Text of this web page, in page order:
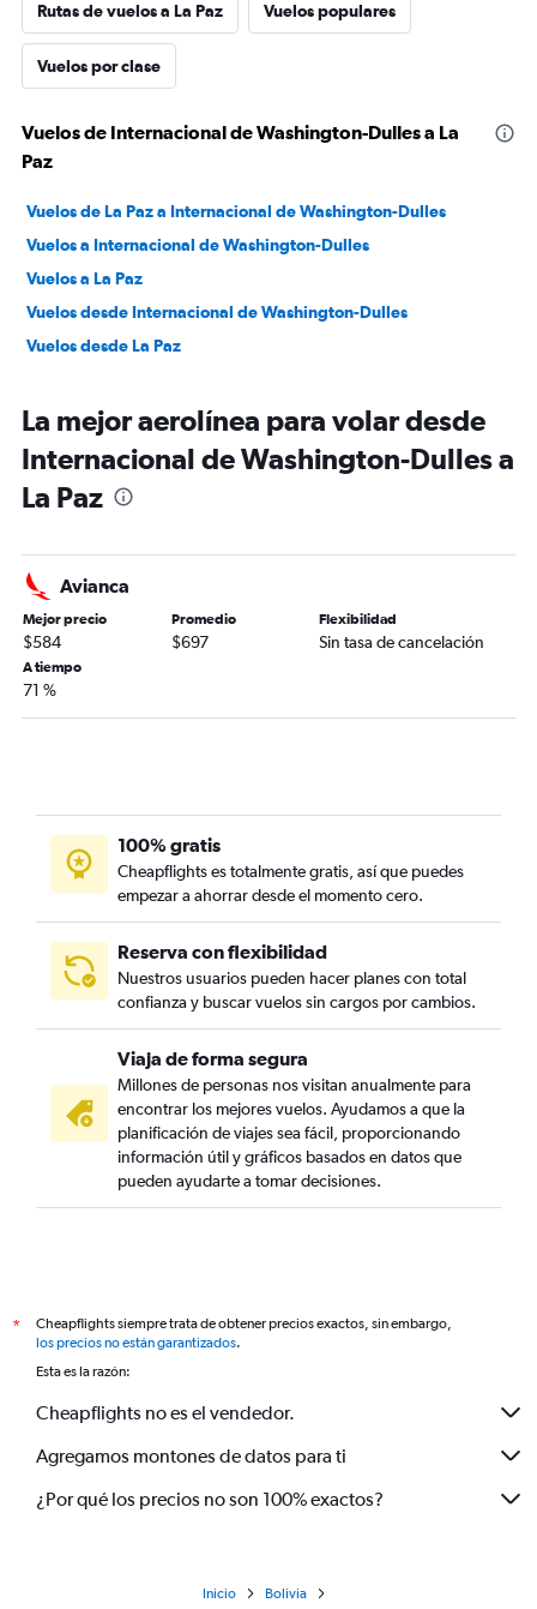
Rutas de vuelos a La Paz Vuelos populares
Vuelos por clase
Vuelos de Internacional de Washington-Dulles a La
Paz
Vuelos de La Paz a Internacional de Washington-Dulles
Vuelos a Internacional de Washington-Dulles
Vuelos a La Paz
Vuelos desde Internacional de Washington-Dulles
Vuelos desde La Paz
La mejor aerolínea para volar desde
Internacional de Washington-Dulles a
La Paz
Avianca
Mejor precio
$584
Promedio
$697
Flexibilidad
Sin tasa de cancelación
A tiempo
71 %
100% gratis
Cheapflights es totalmente gratis, así que puedes
empezar a ahorrar desde el momento cero.
Reserva con flexibilidad
Nuestros usuarios pueden hacer planes con total
confianza y buscar vuelos sin cargos por cambios.
Viaja de forma segura
Millones de personas nos visitan anualmente para
encontrar los mejores vuelos. Ayudamos a que la
planificación de viajes sea fácil, proporcionando
información útil y gráficos basados en datos que
pueden ayudarte a tomar decisiones.
*
Cheapflights siempre trata de obtener precios exactos, sin embargo,
los precios no están garantizados.
Esta es la razón:
Cheapflights no es el vendedor.
Agregamos montones de datos para ti
¿Por qué los precios no son 100% exactos?
Inicio
Bolivia